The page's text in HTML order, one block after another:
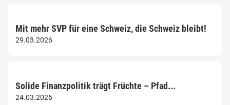
Mit mehr SVP für eine Schweiz, die Schweiz bleibt!
29.03.2026
Solide Finanzpolitik trägt Früchte – Pfad...
24.03.2026